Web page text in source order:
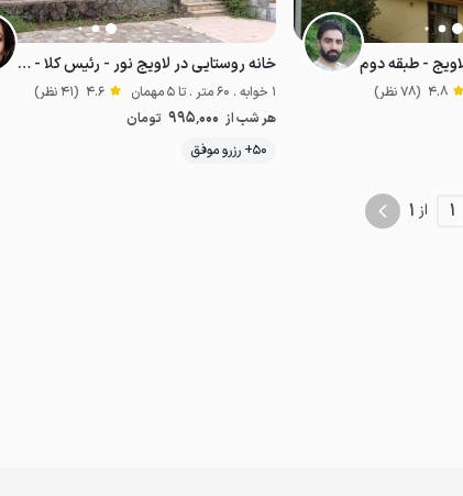
موقعیت در نقشه
- طبقه دوم
4.8 (78 نظر)
اقتصادی
خانه روستایی در لاویج نور - رئیس کلا - همکف
1 خوابه . 60 متر . تا 5 مهمان 4.6 (41 نظر)
هر شب از 995٬000 تومان
50+ رزرو موفق
1 از 1